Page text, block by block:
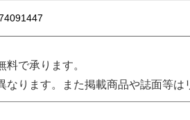
で承ります。
ります。また掲載商品や誌面等は